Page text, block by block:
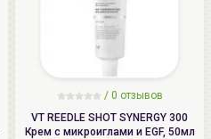
/ 0 отзывов
VT REEDLE SHOT SYNERGY 300
Крем с микроиглами и EGF, 50мл